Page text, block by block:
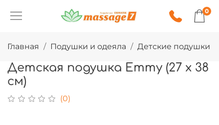
0
Главная Подушки и одеяла Детские подушки
Детская подушка Emmy (27 х 38
см)
(0)